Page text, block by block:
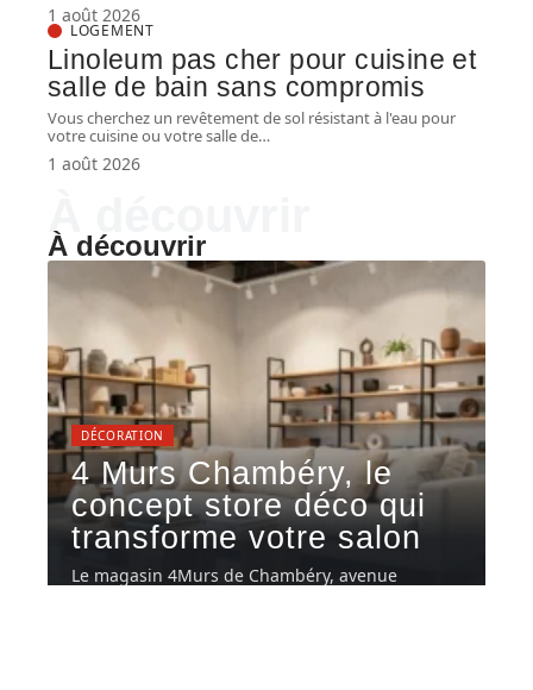
1 août 2026
LOGEMENT
Linoleum pas cher pour cuisine et
salle de bain sans compromis
Vous cherchez un revêtement de sol résistant à l'eau pour
votre cuisine ou votre salle de…
1 août 2026
À découvrir
DÉCORATION
4 Murs Chambéry, le
concept store déco qui
transforme votre salon
Le magasin 4Murs de Chambéry, avenue